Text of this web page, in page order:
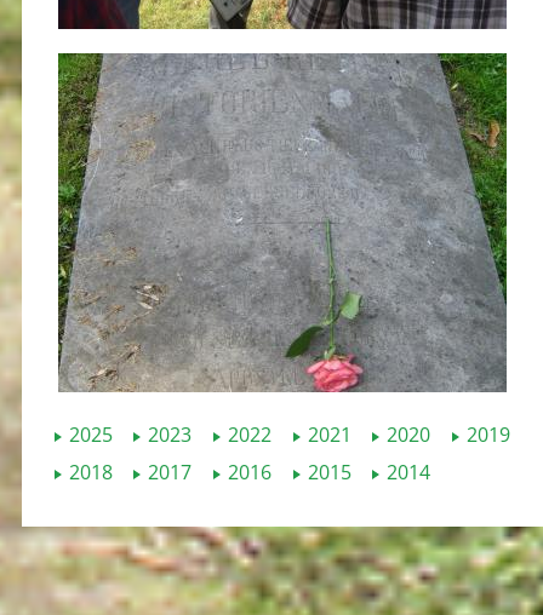
2025 2023 2022 2021 2020
2019
2018
2017 2016 2015 2014